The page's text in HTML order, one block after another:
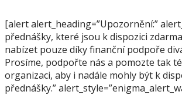
[alert alert_heading=”Upozornění:”
přednášky, které jsou k dispozici
nabízet pouze díky finanční podpoře
Prosíme, podpořte nás a pomozte tak
organizaci, aby i nadále mohly být k
přednášky.”